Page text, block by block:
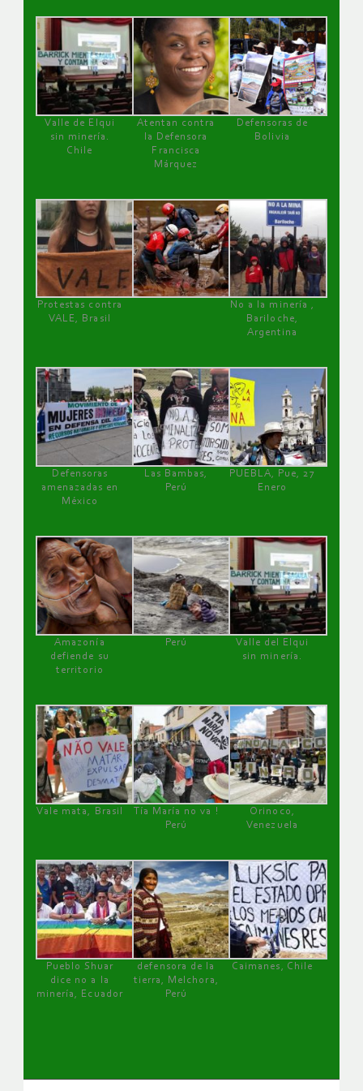
Valle de Elqui
sin minería.
Chile
Atentan contra
la Defensora
Francisca
Márquez
Defensoras de
Bolivia
Protestas contra
VALE, Brasil
No a la minería ,
Bariloche,
Argentina
Defensoras
amenazadas en
México
Las Bambas,
Perú
PUEBLA, Pue, 27
Enero
Amazonía
defiende su
territorio
Perú
Valle del Elqui
sin minería.
Vale mata, Brasil
Tía María no va !
Perú
Orinoco,
Venezuela
Pueblo Shuar
dice no a la
minería, Ecuador
defensora de la
tierra, Melchora,
Perú
Caimanes, Chile